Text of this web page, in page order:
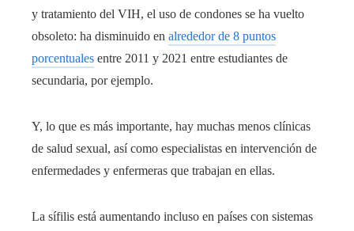
y tratamiento del VIH, el uso de condones se ha vuelto
obsoleto: ha disminuido en alrededor de 8 puntos
porcentuales entre 2011 y 2021 entre estudiantes de
secundaria, por ejemplo.
Y, lo que es más importante, hay muchas menos clínicas
de salud sexual, así como especialistas en intervención de
enfermedades y enfermeras que trabajan en ellas.
La sífilis está aumentando incluso en países con sistemas